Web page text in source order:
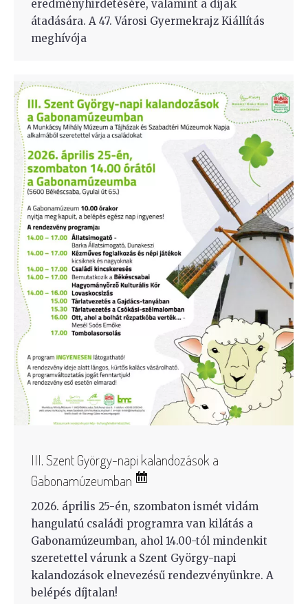
eredményhirdetésére, valamint a díjak
átadására. A 47. Városi Gyermekrajz Kiállítás
meghívója
III. Szent György-napi kalandozások a
Gabonamúzeumban
2026. április 25-én, szombaton ismét vidám
hangulatú családi programra van kilátás a
Gabonamúzeumban, ahol 14.00-tól mindenkit
szeretettel várunk a Szent György-napi
kalandozások elnevezésű rendezvényünkre. A
belépés díjtalan!